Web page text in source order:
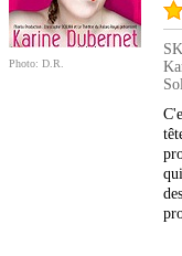
Photo: D.R.